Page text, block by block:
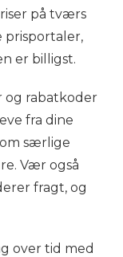
på tværs
prisportaler,
er billigst.
og rabatkoder
fra dine
særlige
Vær også
fragt, og
over tid med